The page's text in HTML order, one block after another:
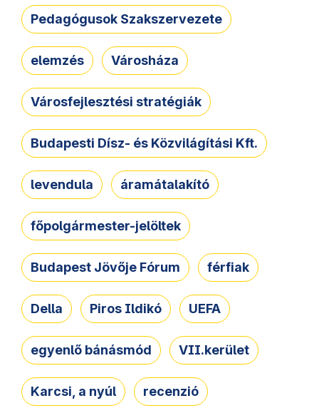
Pedagógusok Szakszervezete
elemzés Városháza
Városfejlesztési stratégiák
Budapesti Dísz- és Közvilágítási Kft.
levendula áramátalakító
főpolgármester-jelöltek
Budapest Jövője Fórum férfiak
Della Piros Ildikó UEFA
egyenlő bánásmód VII.kerület
Karcsi, a nyúl recenzió